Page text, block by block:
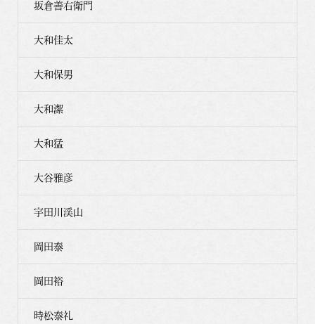
坂倉善右衛門
大和佳太
大和保男
大和潔
大和猛
大谷雅彦
宇田川渓山
岡田泰
岡田裕
時松泰礼